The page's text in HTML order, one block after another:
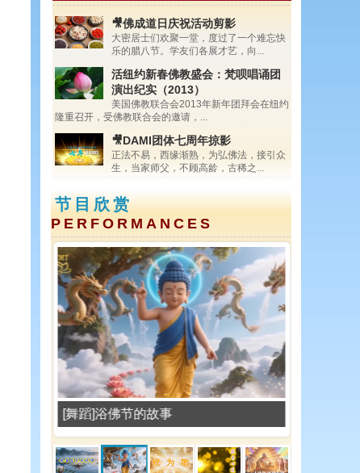
🎥佛成道日庆祝活动剪影
大密居士们欢聚一堂，度过了一个难忘快
乐的腊八节。学友们各展才艺，向...
活纽约新春佛教盛会：梵呗唱诵团
演出纪实（2013）
美国佛教联合会2013年新年团拜会在纽约
隆重召开，受佛教联合会的邀请，...
🎥DAMI团体七周年掠影
正法不易，西缘渐熟，为弘佛法，接引众
生，当家师父，不顾高龄，古稀之...
节目欣赏
PERFORMANCES
[舞蹈]浴佛节的故事